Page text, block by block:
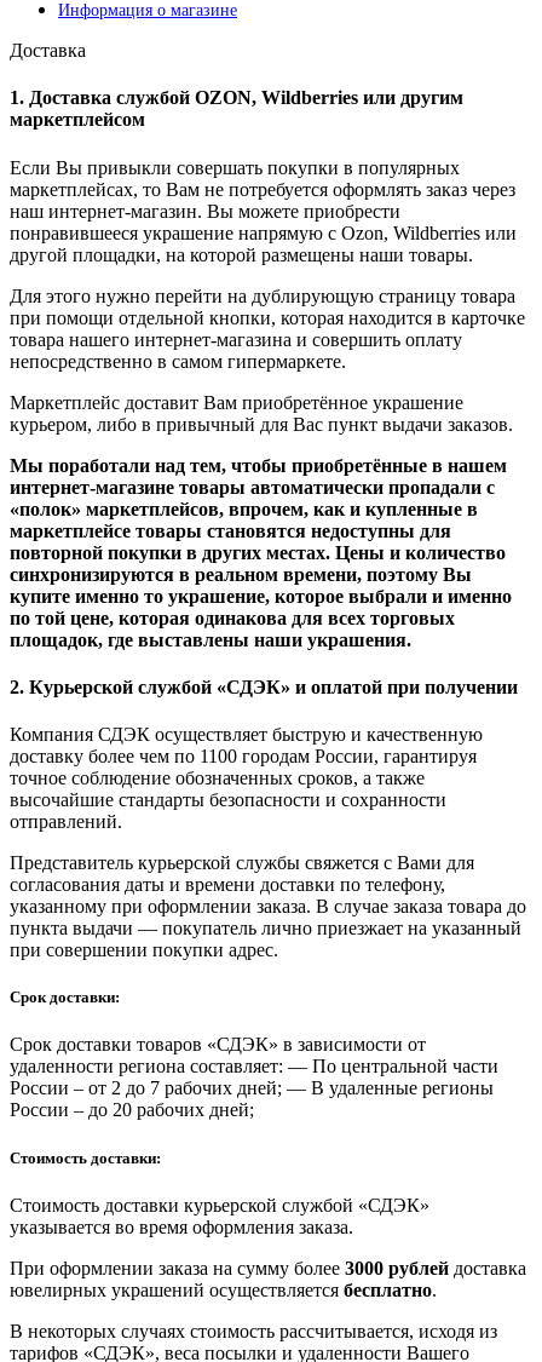
Информация о магазине
Доставка
1. Доставка службой OZON, Wildberries или другим
маркетплейсом
Если Вы привыкли совершать покупки в популярных
маркетплейсах, то Вам не потребуется оформлять заказ через
наш интернет-магазин. Вы можете приобрести
понравившееся украшение напрямую с Ozon, Wildberries или
другой площадки, на которой размещены наши товары.
Для этого нужно перейти на дублирующую страницу товара
при помощи отдельной кнопки, которая находится в карточке
товара нашего интернет-магазина и совершить оплату
непосредственно в самом гипермаркете.
Маркетплейс доставит Вам приобретённое украшение
курьером, либо в привычный для Вас пункт выдачи заказов.
Мы поработали над тем, чтобы приобретённые в нашем
интернет-магазине товары автоматически пропадали с
«полок» маркетплейсов, впрочем, как и купленные в
маркетплейсе товары становятся недоступны для
повторной покупки в других местах. Цены и количество
синхронизируются в реальном времени, поэтому Вы
купите именно то украшение, которое выбрали и именно
по той цене, которая одинакова для всех торговых
площадок, где выставлены наши украшения.
2. Курьерской службой «СДЭК» и оплатой при получении
Компания СДЭК осуществляет быструю и качественную
доставку более чем по 1100 городам России, гарантируя
точное соблюдение обозначенных сроков, а также
высочайшие стандарты безопасности и сохранности
отправлений.
Представитель курьерской службы свяжется с Вами для
согласования даты и времени доставки по телефону,
указанному при оформлении заказа. В случае заказа товара до
пункта выдачи — покупатель лично приезжает на указанный
при совершении покупки адрес.
Срок доставки:
Срок доставки товаров «СДЭК» в зависимости от
удаленности региона составляет: — По центральной части
России – от 2 до 7 рабочих дней; — В удаленные регионы
России – до 20 рабочих дней;
Стоимость доставки:
Стоимость доставки курьерской службой «СДЭК»
указывается во время оформления заказа.
При оформлении заказа на сумму более 3000 рублей доставка
ювелирных украшений осуществляется бесплатно.
В некоторых случаях стоимость рассчитывается, исходя из
тарифов «СДЭК», веса посылки и удаленности Вашего